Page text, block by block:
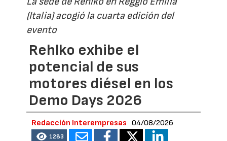
(Italia) acogió la cuarta edición del
evento
Rehlko exhibe el
potencial de sus
motores diésel en los
Demo Days 2026
Redacción Interempresas 04/08/2026
1283